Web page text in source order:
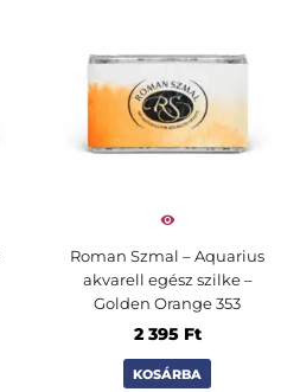
Roman Szmal – Aquarius
akvarell egész szilke –
Golden Orange 353
2 395 Ft
KOSÁRBA